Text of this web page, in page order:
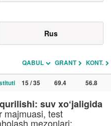
Rus
QABUL GRANT KONT.
15 / 35 69.4 56.8
suv xo‘jaligida
majmuasi, test
mezonlari: